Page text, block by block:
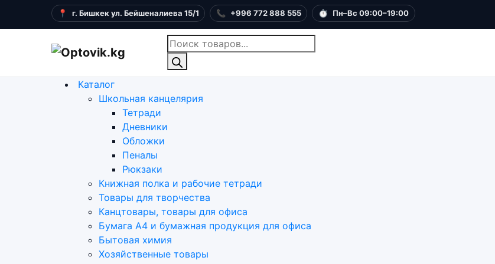
📍 г. Бишкек ул. Бейшеналиева 15/1 📞 +996 772 888 555 ⏱ Пн–Вс 09:00–19:00
Поиск
товаров
Каталог
Школьная канцелярия
Тетради
Дневники
Обложки
Пеналы
Рюкзаки
Книжная полка и рабочие тетради
Товары для творчества
Канцтовары, товары для офиса
Бумага А4 и бумажная продукция для офиса
Бытовая химия
Хозяйственные товары